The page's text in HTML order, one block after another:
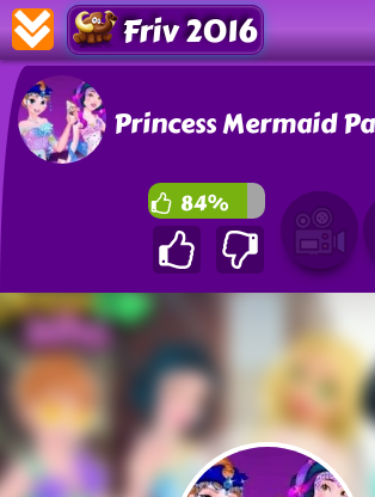
Friv 2016
Princess Mermaid
84%